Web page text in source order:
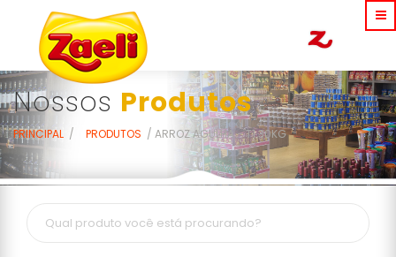
Nossos Produtos
PRINCIPAL PRODUTOS ARROZ AGULHA - T1 30KG